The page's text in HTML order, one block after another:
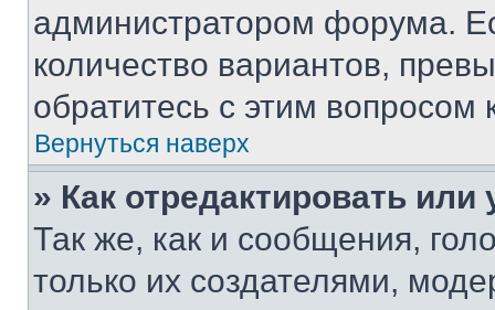
администратором форума.
количество вариантов,
обратитесь с этим вопросом
Вернуться наверх
» Как отредактировать
Так же, как и сообщения,
только их создателями,